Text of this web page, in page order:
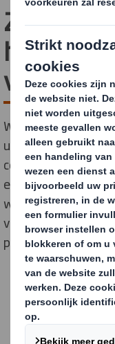
Zalando
Wij breiden onze
uit, vanuit een
commerce
efficiënter bij de
wordt DS Smith de
van de meest
platforms voor